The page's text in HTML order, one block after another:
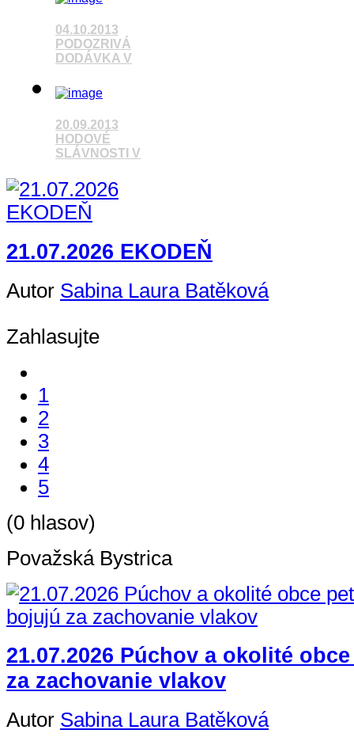
04.10.2013
PODOZRIVÁ
DODÁVKA V
Pozrieť video
20.09.2013
HODOVÉ
SLÁVNOSTI V
Pozrieť video
21.07.2026 EKODEŇ
Autor Sabina Laura Batěková
Zahlasujte
1
2
3
4
5
(0 hlasov)
Považská Bystrica
21.07.2026 Púchov a okolité
za zachovanie vlakov
Autor Sabina Laura Batěková